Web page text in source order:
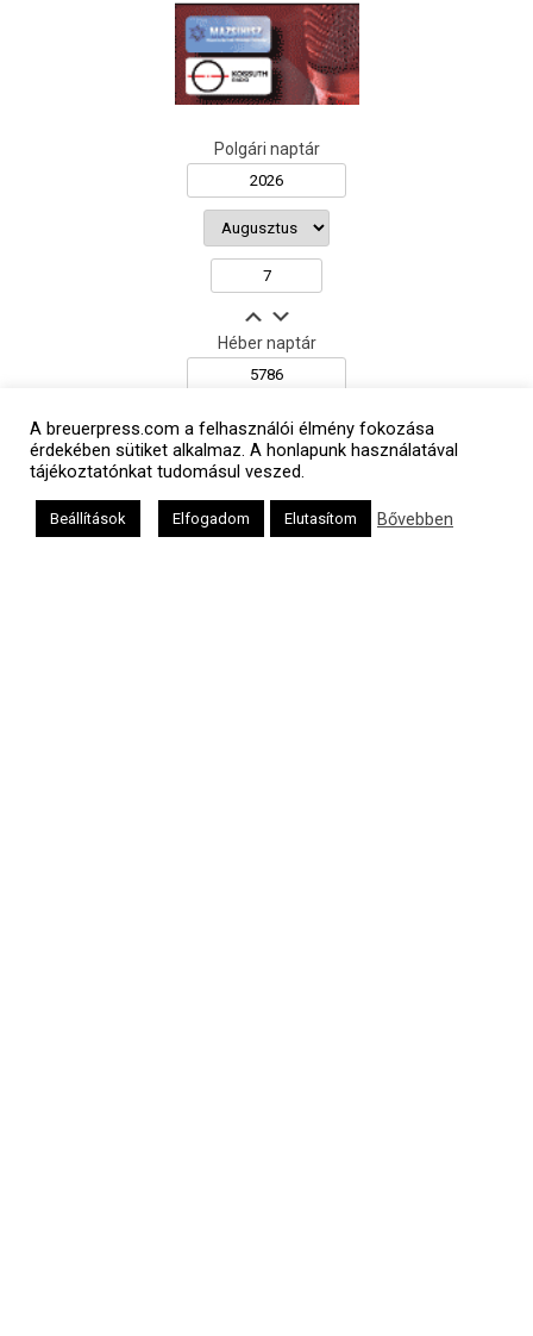
Polgári naptár
Héber naptár
אב
A breuerpress.com a felhasználói élmény fokozása
érdekében sütiket alkalmaz. A honlapunk használatával
tájékoztatónkat tudomásul veszed.
Beállítások Elfogadom Elutasítom Bővebben